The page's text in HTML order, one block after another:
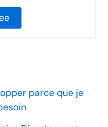
parce que je